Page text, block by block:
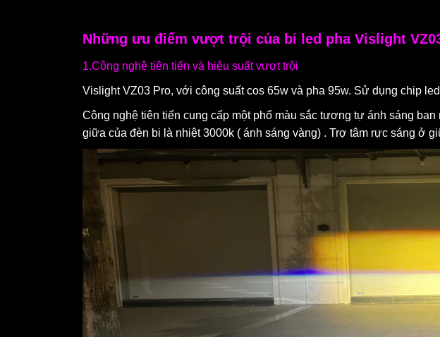
Những ưu điểm vượt trội của bi led pha Vislight
1.Công nghệ tiên tiến và hiệu suất vượt trội
Vislight VZ03 Pro, với công suất cos 65w và pha 95w. Sử dụng chip
Công nghệ tiên tiến cung cấp một phổ màu sắc tương tự ánh sáng
giữa của đèn bi là nhiệt 3000k ( ánh sáng vàng) . Trợ tâm rực sáng ở